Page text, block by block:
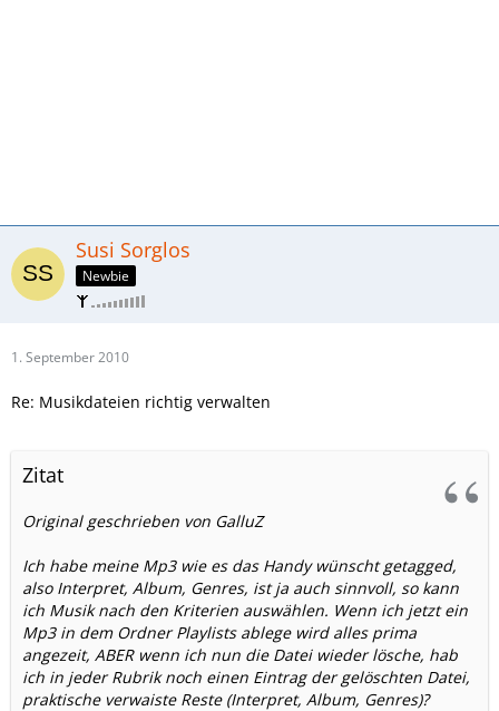
Susi Sorglos
Newbie
1. September 2010
Re: Musikdateien richtig verwalten
Zitat
Original geschrieben von GalluZ
Ich habe meine Mp3 wie es das Handy wünscht getagged,
also Interpret, Album, Genres, ist ja auch sinnvoll, so kann
ich Musik nach den Kriterien auswählen. Wenn ich jetzt ein
Mp3 in dem Ordner Playlists ablege wird alles prima
angezeit, ABER wenn ich nun die Datei wieder lösche, hab
ich in jeder Rubrik noch einen Eintrag der gelöschten Datei,
praktische verwaiste Reste (Interpret, Album, Genres)?